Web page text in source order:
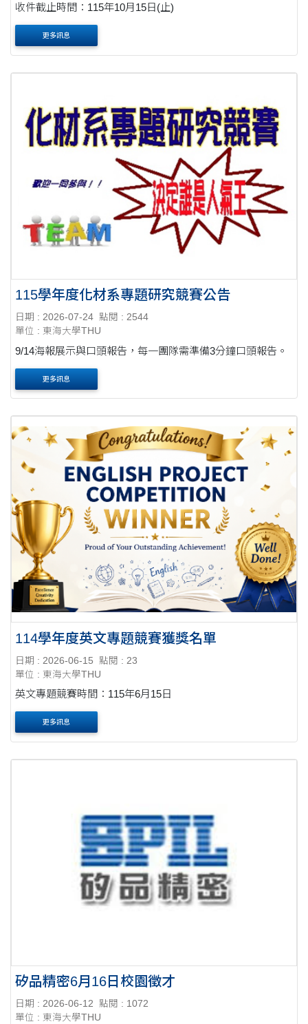
收件截止時間：115年10月15日(止)
更多訊息
115學年度化材系專題研究競賽公告
日期 : 2026-07-24 點閱 : 2544
單位 : 東海大學THU
9/14海報展示與口頭報告，每一團隊需準備3分鐘口頭報告。
更多訊息
114學年度英文專題競賽獲獎名單
日期 : 2026-06-15
點閱 : 23
單位 : 東海大學THU
英文專題競賽時間：115年6月15日
更多訊息
矽品精密6月16日校園徵才
日期 : 2026-06-12
點閱 : 1072
單位 : 東海大學THU